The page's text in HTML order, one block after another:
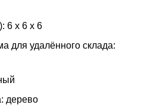
6 х 6 х 6
для удалённого склада:
дерево